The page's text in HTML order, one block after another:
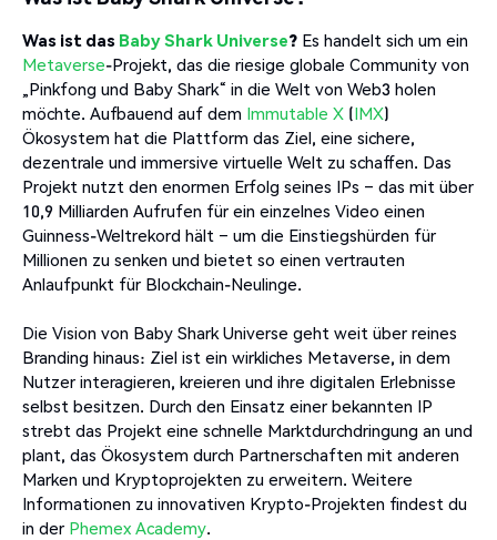
Was ist das Baby Shark Universe? Es handelt sich um ein
Metaverse-Projekt, das die riesige globale Community von
„Pinkfong und Baby Shark“ in die Welt von Web3 holen
möchte. Aufbauend auf dem Immutable X (IMX)
Ökosystem hat die Plattform das Ziel, eine sichere,
dezentrale und immersive virtuelle Welt zu schaffen. Das
Projekt nutzt den enormen Erfolg seines IPs – das mit über
10,9 Milliarden Aufrufen für ein einzelnes Video einen
Guinness-Weltrekord hält – um die Einstiegshürden für
Millionen zu senken und bietet so einen vertrauten
Anlaufpunkt für Blockchain-Neulinge.
Die Vision von Baby Shark Universe geht weit über reines
Branding hinaus: Ziel ist ein wirkliches Metaverse, in dem
Nutzer interagieren, kreieren und ihre digitalen Erlebnisse
selbst besitzen. Durch den Einsatz einer bekannten IP
strebt das Projekt eine schnelle Marktdurchdringung an und
plant, das Ökosystem durch Partnerschaften mit anderen
Marken und Kryptoprojekten zu erweitern. Weitere
Informationen zu innovativen Krypto-Projekten findest du
in der Phemex Academy.